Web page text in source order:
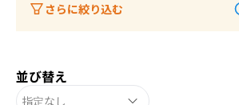
さらに絞り込む
並び替え
指定なし